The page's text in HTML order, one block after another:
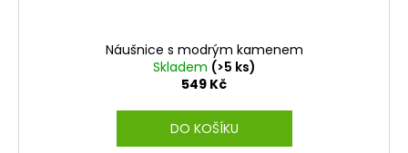
Náušnice s modrým kamenem
Skladem (>5 ks)
549 Kč
DO KOŠÍKU